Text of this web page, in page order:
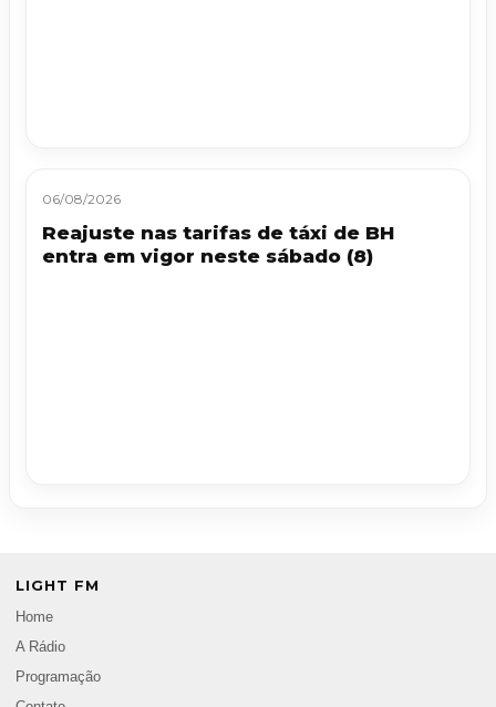
06/08/2026
Reajuste nas tarifas de táxi de BH
entra em vigor neste sábado (8)
LIGHT FM
Home
A Rádio
Programação